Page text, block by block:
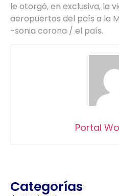
le otorgó, en exclusiva, la
aeropuertos del país a la
-sonia corona / el país.
Portal
Categorías